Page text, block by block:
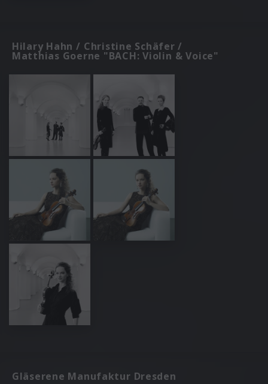
Hilary Hahn / Christine Schäfer /
Matthias Goerne "BACH: Violin & Voice"
Gläserene Manufaktur Dresden